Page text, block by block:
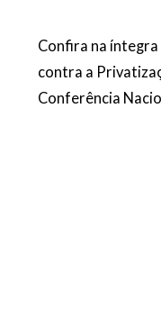
Confira na íntegra
contra a
Conferência